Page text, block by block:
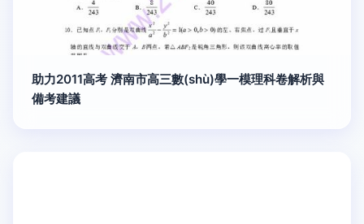
助力2011高考 濟南市高三數(shù)學一模理科卷解析與
備考建議